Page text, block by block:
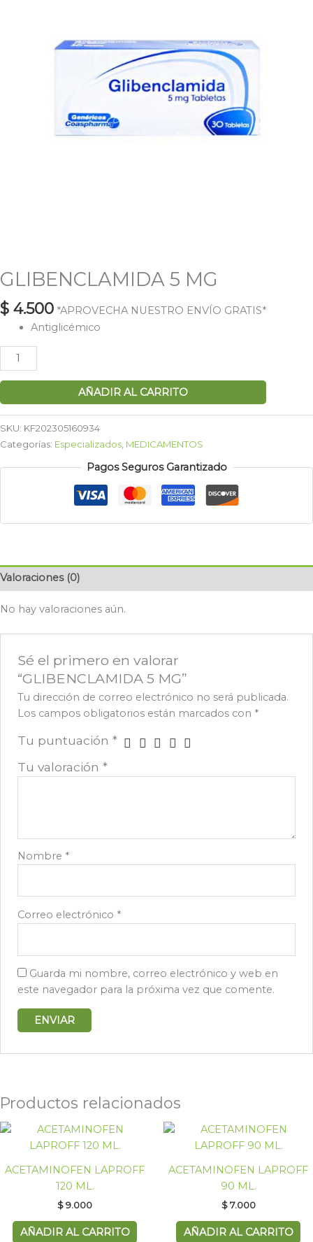
GLIBENCLAMIDA 5 MG
$ 4.500 *APROVECHA NUESTRO ENVÍO GRATIS*
Antiglicémico
AÑADIR AL CARRITO
SKU: KF202305160934
Categorías: Especializados MEDICAMENTOS
Pagos Seguros Garantizado
Valoraciones (0)
No hay valoraciones aún.
Sé el primero en valorar
“GLIBENCLAMIDA 5 MG”
Tu dirección de correo electrónico no será publicada.
Los campos obligatorios están marcados con *
Tu puntuación*
Tu valoración*
Nombre *
Correo electrónico *
Guarda mi nombre, correo electrónico y web en
este navegador para la próxima vez que comente.
Productos relacionados
ACETAMINOFEN LAPROFF
120 ML.
$9.000
AÑADIR AL CARRITO
ACETAMINOFEN LAPROFF
90 ML.
$7.000
AÑADIR AL CARRITO